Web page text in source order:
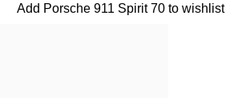
Add Porsche 911 Spirit 70 to wishlist